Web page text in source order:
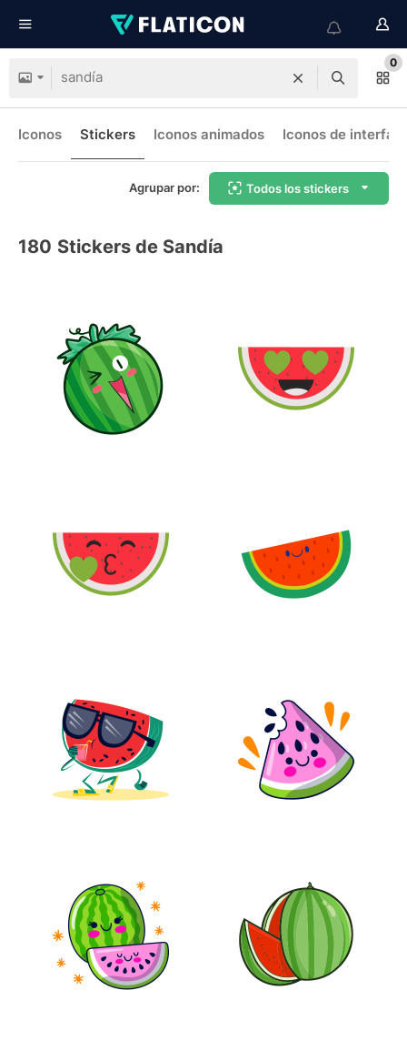
0
Iconos Stickers Iconos animados Iconos de interfaz
Agrupar por: Todos los stickers
180 Stickers de Sandía